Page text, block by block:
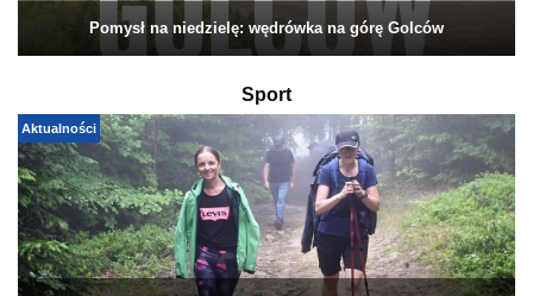
Pomysł na niedzielę: wędrówka na górę Golców
Sport
Aktualności